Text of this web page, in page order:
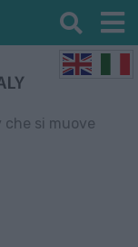
che si muove